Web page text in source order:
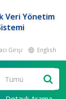
Veri Yönetim
Girişi English